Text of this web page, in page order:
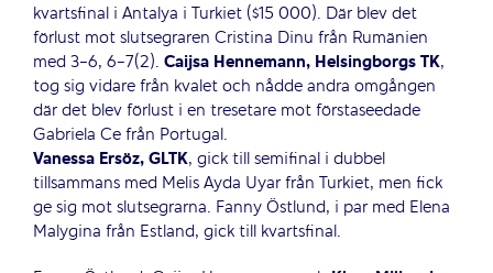
kvartsfinal i Antalya i Turkiet ($15 000). Där blev det
förlust mot slutsegraren Cristina Dinu från Rumänien
med 3-6, 6-7(2). Caijsa Hennemann, Helsingborgs TK,
tog sig vidare från kvalet och nådde andra omgången
där det blev förlust i en tresetare mot förstaseedade
Gabriela Ce från Portugal.
Vanessa Ersöz, GLTK, gick till semifinal i dubbel
tillsammans med Melis Ayda Uyar från Turkiet, men fick
ge sig mot slutsegrarna. Fanny Östlund, i par med Elena
Malygina från Estland, gick till kvartsfinal.